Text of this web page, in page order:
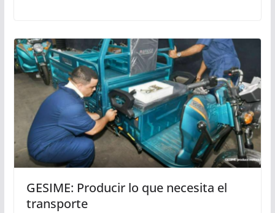
GESIME: Producir lo que necesita el
transporte